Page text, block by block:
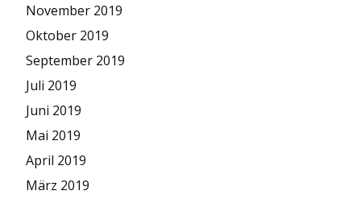
November 2019
Oktober 2019
September 2019
Juli 2019
Juni 2019
Mai 2019
April 2019
März 2019